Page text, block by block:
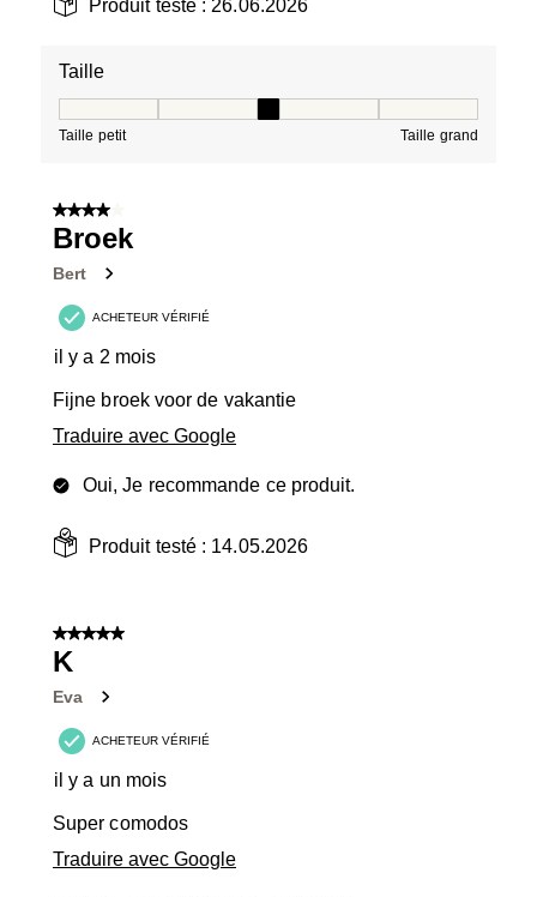
Produit testé :26.06.2026
Taille
Taille petit Taille grand
4 sur 5 étoiles.
Broek
Bert
ACHETEUR VÉRIFIÉ
il y a 2 mois
Fijne broek voor de vakantie
Traduire avec Google
Oui, Je recommande ce produit.
Produit testé : 14.05.2026
5 sur 5 étoiles.
K
Eva
ACHETEUR VÉRIFIÉ
il y a un mois
Super comodos
Traduire avec Google